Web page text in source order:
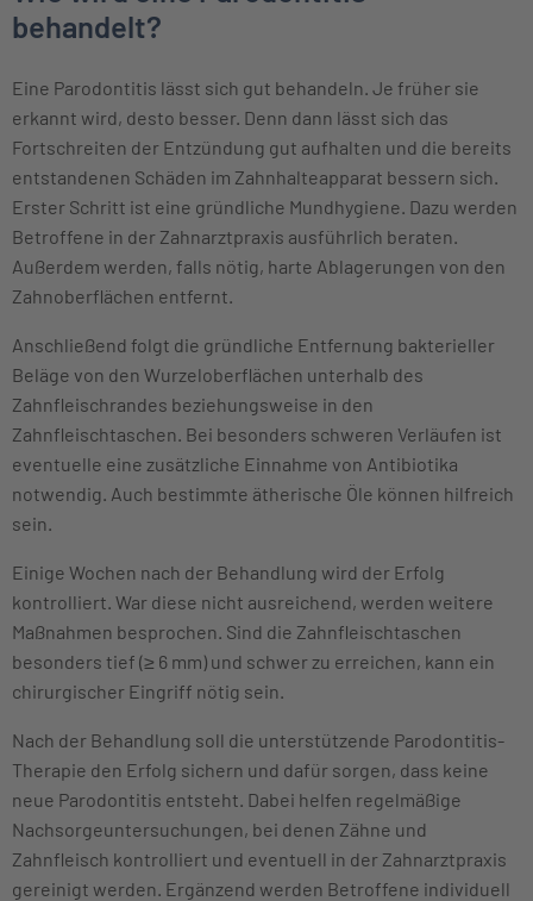
behandelt?
Eine Parodontitis lässt sich gut behandeln. Je früher sie
erkannt wird, desto besser. Denn dann lässt sich das
Fortschreiten der Entzündung gut aufhalten und die bereits
entstandenen Schäden im Zahnhalteapparat bessern sich.
Erster Schritt ist eine gründliche Mundhygiene. Dazu werden
Betroffene in der Zahnarztpraxis ausführlich beraten.
Außerdem werden, falls nötig, harte Ablagerungen von den
Zahnoberflächen entfernt.
Anschließend folgt die gründliche Entfernung bakterieller
Beläge von den Wurzeloberflächen unterhalb des
Zahnfleischrandes beziehungsweise in den
Zahnfleischtaschen. Bei besonders schweren Verläufen ist
eventuelle eine zusätzliche Einnahme von Antibiotika
notwendig. Auch bestimmte ätherische Öle können hilfreich
sein.
Einige Wochen nach der Behandlung wird der Erfolg
kontrolliert. War diese nicht ausreichend, werden weitere
Maßnahmen besprochen. Sind die Zahnfleischtaschen
besonders tief (≥ 6 mm) und schwer zu erreichen, kann ein
chirurgischer Eingriff nötig sein.
Nach der Behandlung soll die unterstützende Parodontitis-
Therapie den Erfolg sichern und dafür sorgen, dass keine
neue Parodontitis entsteht. Dabei helfen regelmäßige
Nachsorgeuntersuchungen, bei denen Zähne und
Zahnfleisch kontrolliert und eventuell in der Zahnarztpraxis
gereinigt werden. Ergänzend werden Betroffene individuell